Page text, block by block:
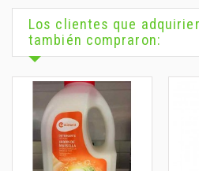
Los clientes que
también compraron: